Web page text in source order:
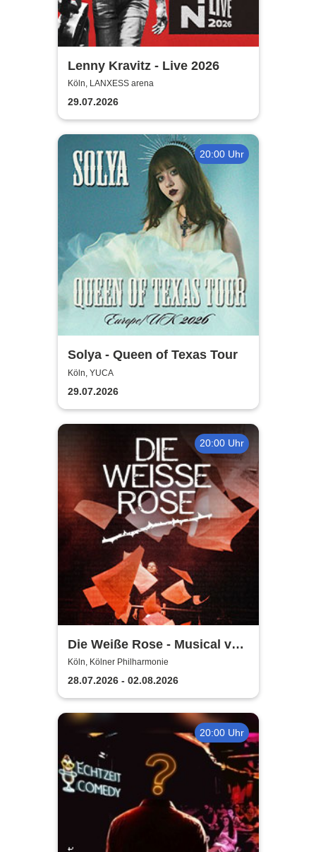
Lenny Kravitz - Live 2026
Köln, LANXESS arena
29.07.2026
20:00 Uhr
Solya - Queen of Texas Tour
Köln, YUCA
29.07.2026
20:00 Uhr
Die Weiße Rose - Musical von
Alex Melcher & Vera Bolten
Köln, Kölner Philharmonie
28.07.2026 - 02.08.2026
20:00 Uhr